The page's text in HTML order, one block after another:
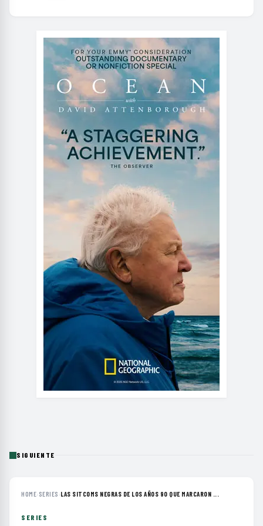
SIGUIENTE
HOME› SERIES ›LAS SITCOMS NEGRAS DE LOS AÑOS 90 QUE MARCARON ...
SERIES